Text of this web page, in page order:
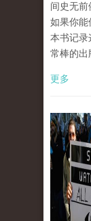
间史无前
如果你能
本书记录
常棒的出
更多